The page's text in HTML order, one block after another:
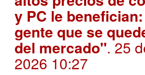
y PC le
gente que se
del mercado". 25
2026 10:27